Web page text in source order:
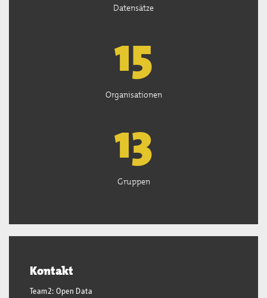
Datensätze
15
Organisationen
13
Gruppen
Kontakt
Team2: Open Data